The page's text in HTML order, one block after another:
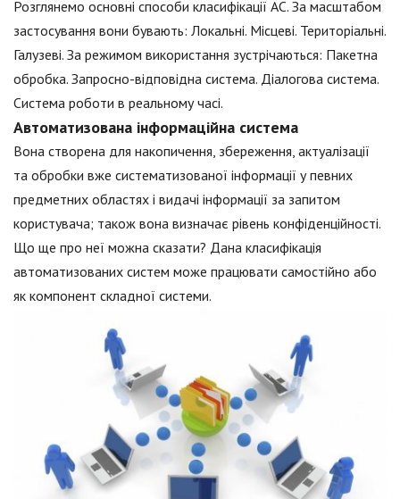
Розглянемо основні способи класифікації АС. За масштабом
застосування вони бувають: Локальні. Місцеві. Територіальні.
Галузеві. За режимом використання зустрічаються: Пакетна
обробка. Запросно-відповідна система. Діалогова система.
Система роботи в реальному часі.
Автоматизована інформаційна система
Вона створена для накопичення, збереження, актуалізації
та обробки вже систематизованої інформації у певних
предметних областях і видачі інформації за запитом
користувача; також вона визначає рівень конфіденційності.
Що ще про неї можна сказати? Дана класифікація
автоматизованих систем може працювати самостійно або
як компонент складної системи.